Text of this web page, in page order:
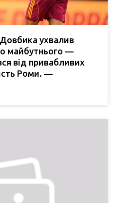
ухвалив
майбутнього —
від привабливих
Роми. —